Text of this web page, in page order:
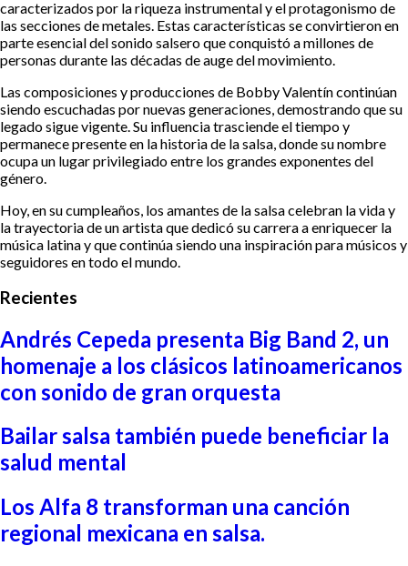
caracterizados por la riqueza instrumental y el protagonismo de
las secciones de metales. Estas características se convirtieron en
parte esencial del sonido salsero que conquistó a millones de
personas durante las décadas de auge del movimiento.
Las composiciones y producciones de Bobby Valentín continúan
siendo escuchadas por nuevas generaciones, demostrando que su
legado sigue vigente. Su influencia trasciende el tiempo y
permanece presente en la historia de la salsa, donde su nombre
ocupa un lugar privilegiado entre los grandes exponentes del
género.
Hoy, en su cumpleaños, los amantes de la salsa celebran la vida y
la trayectoria de un artista que dedicó su carrera a enriquecer la
música latina y que continúa siendo una inspiración para músicos y
seguidores en todo el mundo.
Recientes
Andrés Cepeda presenta Big Band 2, un
homenaje a los clásicos latinoamericanos
con sonido de gran orquesta
Bailar salsa también puede beneficiar la
salud mental
Los Alfa 8 transforman una canción
regional mexicana en salsa.